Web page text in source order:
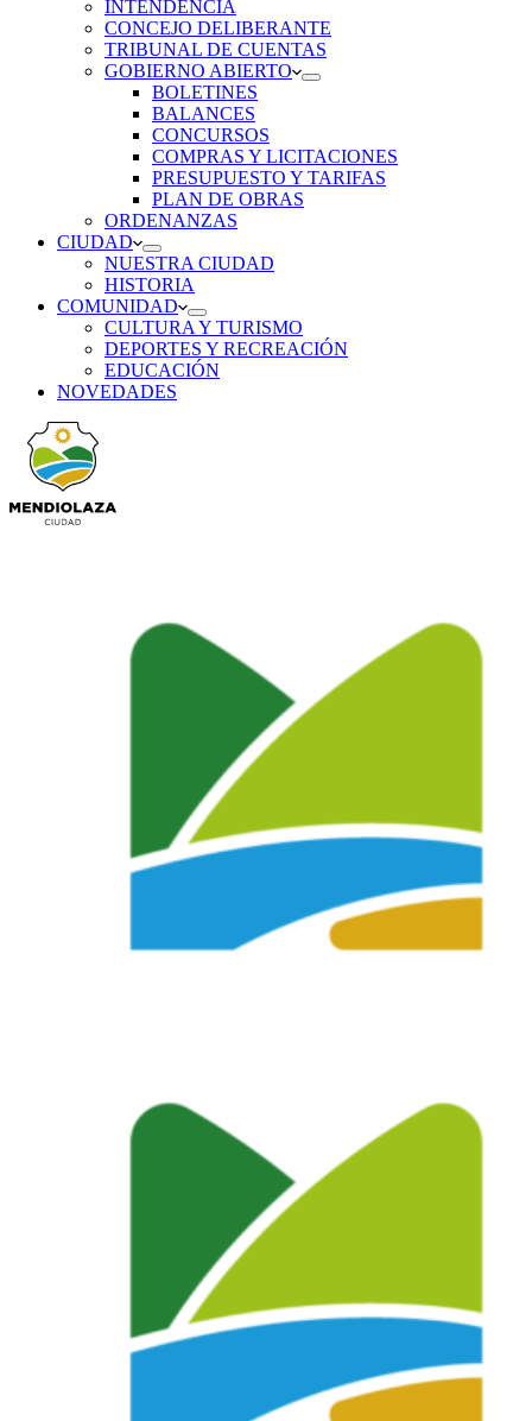
INTENDENCIA
CONCEJO DELIBERANTE
TRIBUNAL DE CUENTAS
GOBIERNO ABIERTO
BOLETINES
BALANCES
CONCURSOS
COMPRAS Y LICITACIONES
PRESUPUESTO Y TARIFAS
PLAN DE OBRAS
ORDENANZAS
CIUDAD
NUESTRA CIUDAD
HISTORIA
COMUNIDAD
CULTURA Y TURISMO
DEPORTES Y RECREACIÓN
EDUCACIÓN
NOVEDADES